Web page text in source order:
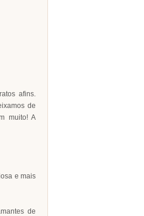
afins.
de
muito! A
e mais
de